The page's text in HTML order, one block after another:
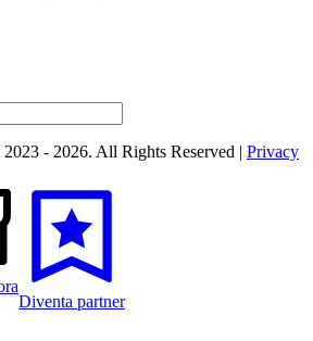
- 2026. All Rights Reserved | Privacy
Diventa partner